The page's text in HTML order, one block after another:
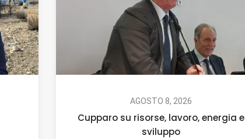
AGOSTO 8, 2026
Cupparo su risorse, lavoro, energia e
sviluppo